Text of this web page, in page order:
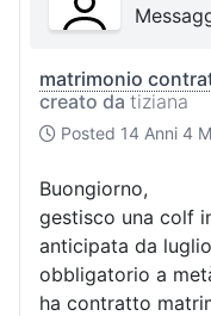
matrimonio
creato da tiziana
Posted 14 Anni 4
Buongiorno,
gestisco una colf
anticipata da
obbligatorio a
ha contratto